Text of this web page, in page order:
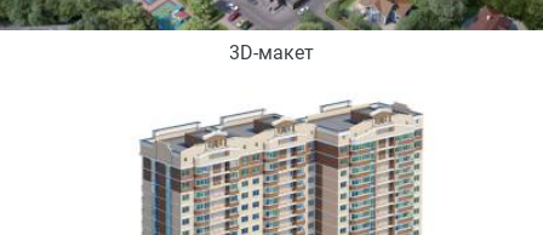
3D-макет